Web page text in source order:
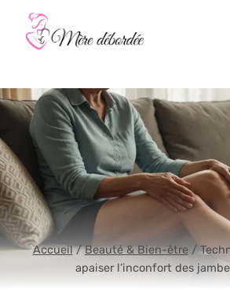
contenu
Accueil / Beauté & Bien-être /
apaiser l’inconfort des